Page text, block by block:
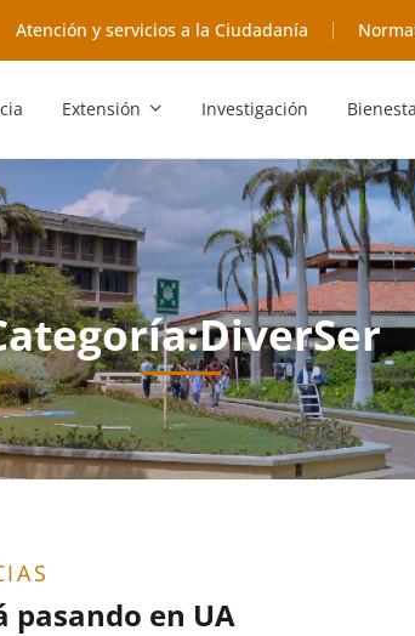
Atención y servicios a la Ciudadanía
Extensión Investigación
pasando en UA